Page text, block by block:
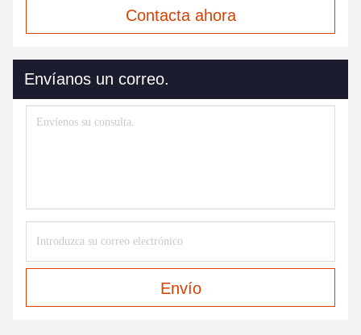
Contacta ahora
Envíanos un correo.
Envío